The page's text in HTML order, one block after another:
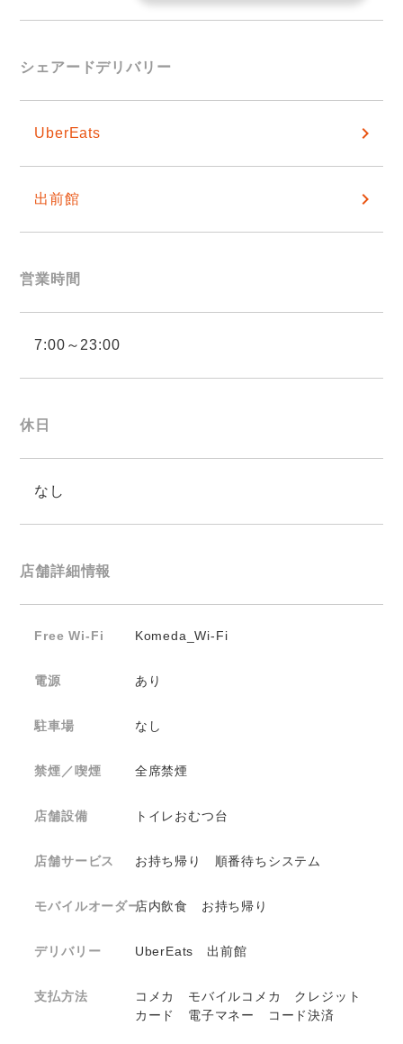
シェアードデリバリー
UberEats
出前館
営業時間
7:00～23:00
休日
なし
店舗詳細情報
Free Wi-Fi Komeda_Wi-Fi
電源 あり
駐車場 なし
禁煙／喫煙 全席禁煙
店舗設備 トイレおむつ台
店舗サービス お持ち帰り 順番待ちシステム
モバイルオーダー店内飲食 お持ち帰り
デリバリー UberEats 出前館
支払方法
コメカ モバイルコメカ クレジット
カード 電子マネー コード決済